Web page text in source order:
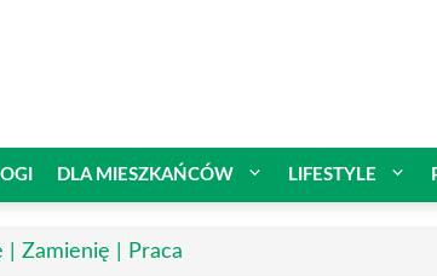
DLA MIESZKAŃCÓW LIFESTYLE
| Zamienię | Praca